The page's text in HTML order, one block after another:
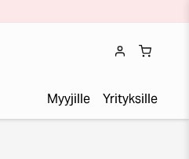
Myyjille Yrityksille